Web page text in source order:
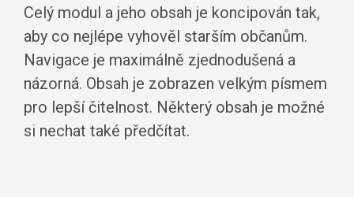
Celý modul a jeho obsah je koncipován tak,
aby co nejlépe vyhověl starším občanům.
Navigace je maximálně zjednodušená a
názorná. Obsah je zobrazen velkým písmem
pro lepší čitelnost. Některý obsah je možné
si nechat také předčítat.